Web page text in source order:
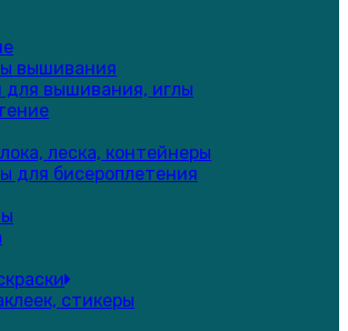
вышивания
для вышивания, иглы
леска, контейнеры
для бисероплетения
стикеры